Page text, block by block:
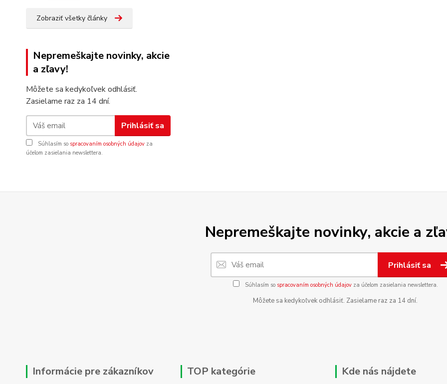
Zobraziť všetky články
Nepremeškajte novinky, akcie
a zľavy!
Môžete sa kedykoľvek odhlásiť.
Zasielame raz za 14 dní.
Prihlásiť sa
Súhlasím so spracovaním osobných údajov za
účelom zasielania newslettera.
Nepremeškajte novinky, akcie a
Prihlásiť sa
Súhlasím so spracovaním osobných údajovza účelom zasielania newslettera.
Môžete sa kedykoľvek odhlásiť. Zasielame raz za 14 dní.
Informácie pre zákazníkov TOP kategórie Kde nás nájdete